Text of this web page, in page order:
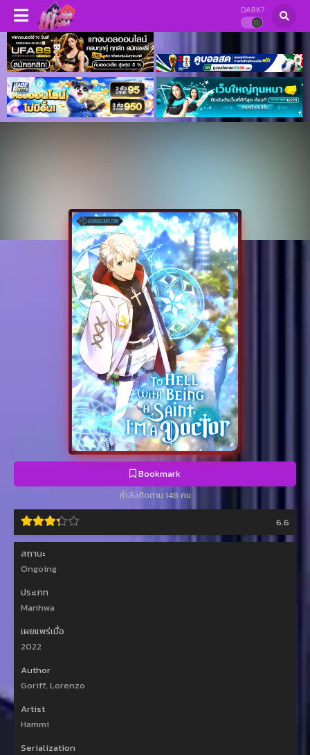
DARK?
Bookmark
กำลังติดตาม 148 คน
6.6
สถานะ
Ongoing
ประเภท
Manhwa
เผยแพร่เมื่อ
2022
Author
Goriff, Lorenzo
Artist
Hammi
Serialization